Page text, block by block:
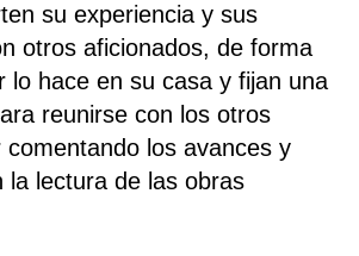
su experiencia y sus
otros aficionados, de forma
lo hace en su casa y fijan una
reunirse con los otros
comentando los avances y
la lectura de las obras